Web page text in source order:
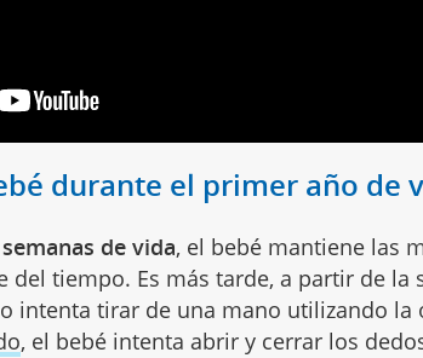
durante el primer año de
de vida, el bebé mantiene las
del tiempo. Es más tarde, a partir de la
intenta tirar de una mano utilizando la
, el bebé intenta abrir y cerrar los